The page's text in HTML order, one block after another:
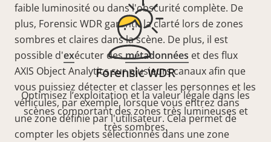
faible luminosité ou dans l'obscurité complète. De
plus, Forensic WDR garantit la clarté lors de zones
sombres et claires dans la scène. De plus, il est
possible d'exécuter desmétadonnées et des flux
AXIS Object Analytics sur plusieurs canaux afin que
vous puissiez détecter et classer les personnes et les
véhicules, par exemple, lorsque vous entrez dans
une zone définie par l'utilisateur. Cela permet de
compter les objets sélectionnés dans une zone
Forensic WDR
Optimisez l’exploitation et la valeur légale dans les
scènes comportant des zones très lumineuses et
très sombres.